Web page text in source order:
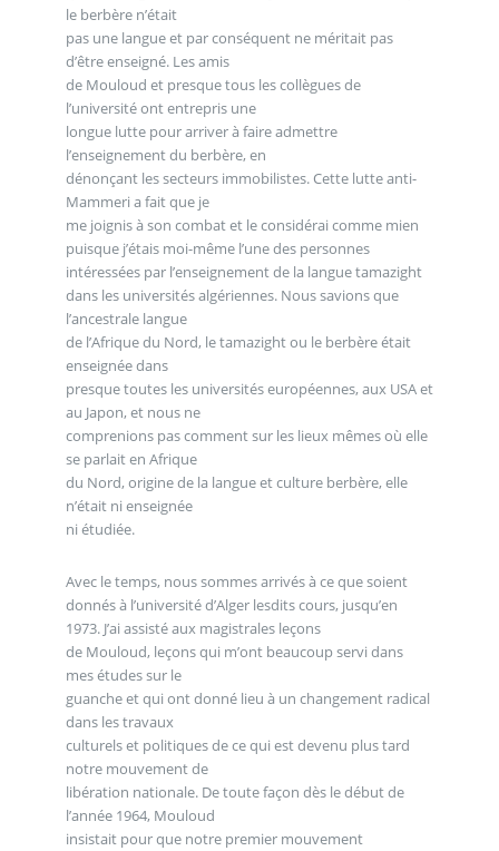
le berbère n’était
pas une langue et par conséquent ne méritait pas
d’être enseigné. Les amis
de Mouloud et presque tous les collègues de
l’université ont entrepris une
longue lutte pour arriver à faire admettre
l’enseignement du berbère, en
dénonçant les secteurs immobilistes. Cette lutte anti-
Mammeri a fait que je
me joignis à son combat et le considérai comme mien
puisque j’étais moi-même l’une des personnes
intéressées par l’enseignement de la langue tamazight
dans les universités algériennes. Nous savions que
l’ancestrale langue
de l’Afrique du Nord, le tamazight ou le berbère était
enseignée dans
presque toutes les universités européennes, aux USA et
au Japon, et nous ne
comprenions pas comment sur les lieux mêmes où elle
se parlait en Afrique
du Nord, origine de la langue et culture berbère, elle
n’était ni enseignée
ni étudiée.
Avec le temps, nous sommes arrivés à ce que soient
donnés à l’université d’Alger lesdits cours, jusqu’en
1973. J’ai assisté aux magistrales leçons
de Mouloud, leçons qui m’ont beaucoup servi dans
mes études sur le
guanche et qui ont donné lieu à un changement radical
dans les travaux
culturels et politiques de ce qui est devenu plus tard
notre mouvement de
libération nationale. De toute façon dès le début de
l’année 1964, Mouloud
insistait pour que notre premier mouvement